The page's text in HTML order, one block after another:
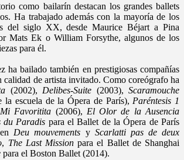
como bailarín destacan los grandes ballets
Ha trabajado además con la mayoría de los
del siglo XX, desde Maurice Béjart a Pina
Mats Ek o William Forsythe, algunos de los
para él.
ha bailado también en prestigiosas compañías
calidad de artista invitado. Como coreógrafo ha
(2002), Delibes-Suite (2003), Scaramouche
la escuela de la Ópera de París), Paréntesis 1
Mi Favoritita (2006), El Olor de la Ausencia
du Paradis para el Ballet de la Ópera de París
en Deu mouvements y Scarlatti pas de deux
, The Last Mission para el Ballet de Shanghai
para el Boston Ballet (2014).